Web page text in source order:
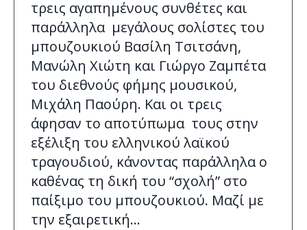
τρεις αγαπημένους συνθέτες και
παράλληλα μεγάλους σολίστες του
μπουζουκιού Βασίλη Τσιτσάνη,
Μανώλη Χιώτη και Γιώργο Ζαμπέτα
του διεθνούς φήμης μουσικού,
Μιχάλη Παούρη. Και οι τρεις
άφησαν το αποτύπωμα τους στην
εξέλιξη του ελληνικού λαϊκού
τραγουδιού, κάνοντας παράλληλα ο
καθένας τη δική του “σχολή” στο
παίξιμο του μπουζουκιού. Μαζί με
την εξαιρετική…